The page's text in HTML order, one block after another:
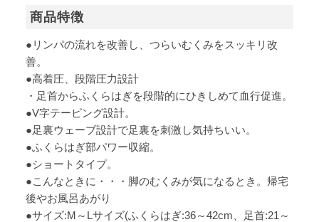
商品特徴
●リンパの流れを改善し、つらいむくみをスッキリ改
善。
●高着圧、段階圧力設計
・足首からふくらはぎを段階的にひきしめて血行促進。
●V字テーピング設計。
●足裏ウェーブ設計で足裏を刺激し気持ちいい。
●ふくらはぎ部パワー収縮。
●ショートタイプ。
●こんなときに・・・脚のむくみが気になるとき。帰宅
後やお風呂あがり
●サイズ:M～Lサイズ(ふくらはぎ:36～42cm、足首:21～